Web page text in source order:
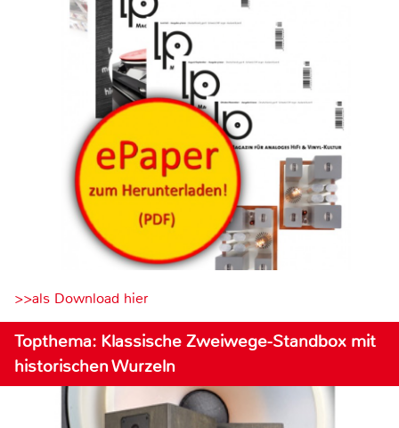
>>als Download hier
Topthema: Klassische Zweiwege-Standbox mit
historischen Wurzeln